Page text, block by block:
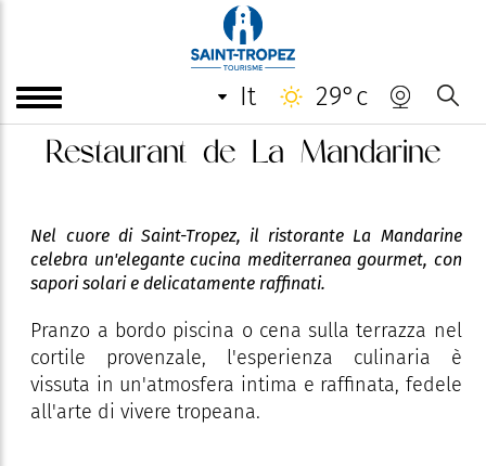
it 29°c
Restaurant de La Mandarine
Nel cuore di Saint-Tropez, il ristorante La Mandarine
celebra un'elegante cucina mediterranea gourmet, con
sapori solari e delicatamente raffinati.
Pranzo a bordo piscina o cena sulla terrazza nel
cortile provenzale, l'esperienza culinaria è
vissuta in un'atmosfera intima e raffinata, fedele
all'arte di vivere tropeana.